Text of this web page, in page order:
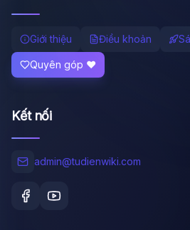
Giới thiệu Điều khoản
Quyên góp ❤️
Kết nối
admin@tudienwiki.com